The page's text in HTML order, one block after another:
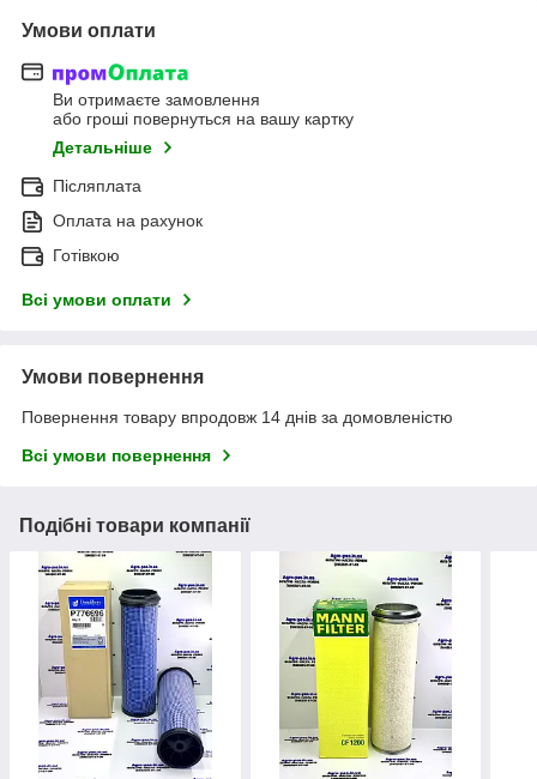
Умови оплати
Ви отримаєте замовлення
або гроші повернуться на вашу картку
Детальніше
Післяплата
Оплата на рахунок
Готівкою
Всі умови оплати
Умови повернення
Повернення товару впродовж 14 днів за домовленістю
Всі умови повернення
Подібні товари компанії